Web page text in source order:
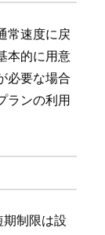
常速度に戻
本的に用意
必要な場合
ランの利用
制限は設